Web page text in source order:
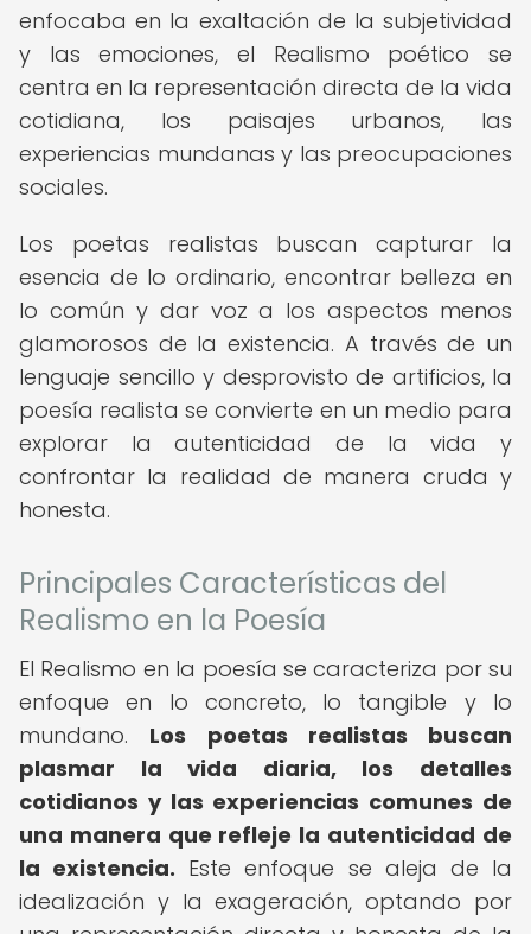
enfocaba en la exaltación de la subjetividad
y las emociones, el Realismo poético se
centra en la representación directa de la vida
cotidiana, los paisajes urbanos, las
experiencias mundanas y las preocupaciones
sociales.
Los poetas realistas buscan capturar la
esencia de lo ordinario, encontrar belleza en
lo común y dar voz a los aspectos menos
glamorosos de la existencia. A través de un
lenguaje sencillo y desprovisto de artificios, la
poesía realista se convierte en un medio para
explorar la autenticidad de la vida y
confrontar la realidad de manera cruda y
honesta.
Principales Características del
Realismo en la Poesía
El Realismo en la poesía se caracteriza por su
enfoque en lo concreto, lo tangible y lo
mundano. Los poetas realistas buscan
plasmar la vida diaria, los detalles
cotidianos y las experiencias comunes de
una manera que refleje la autenticidad de
la existencia. Este enfoque se aleja de la
idealización y la exageración, optando por